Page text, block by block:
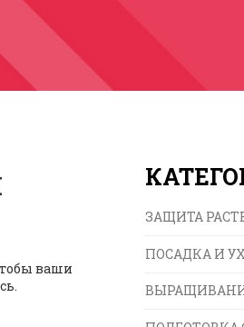
ваши
ЗАЩИТА
ПОСАДКА И